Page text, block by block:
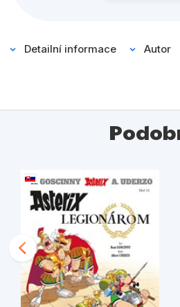
Všechny kategorie
Detailní informace Autor